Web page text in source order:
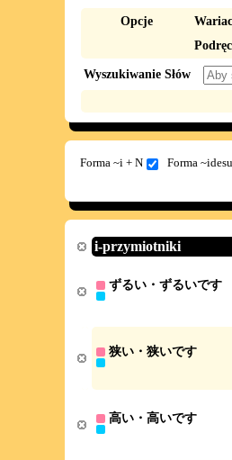
Opcje
Wyszukiwanie Słów
Forma ~i + N Forma ~idesu
i-przymiotniki
ずるい・ずるいです
狭い・狭いです
高い・高いです